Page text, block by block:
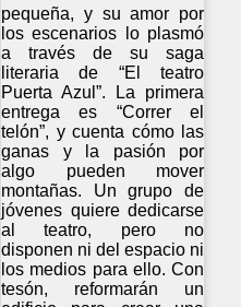
pequeña, y su amor por
los escenarios lo plasmó
a través de su saga
literaria de “El teatro
Puerta Azul”. La primera
entrega es “Correr el
telón”, y cuenta cómo las
ganas y la pasión por
algo pueden mover
montañas. Un grupo de
jóvenes quiere dedicarse
al teatro, pero no
disponen ni del espacio ni
los medios para ello. Con
tesón, reformarán un